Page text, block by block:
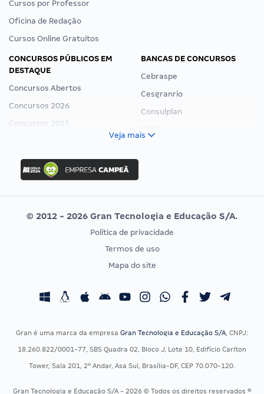
Cursos por Professor
Oficina de Redação
Cursos Online Gratuitos
CONCURSOS PÚBLICOS EM
DESTAQUE
Concursos Abertos
Concursos 2026
Concursos 2025
Concurso Ibama
Concurso MPU
Editais publicados
BANCAS DE CONCURSOS
Cebraspe
Cesgranrio
Consulplan
Vunesp
CONCURSOS POR PROFISSÃO
Concursos Fiscais
Concursos Saúde
EXAME DE ORDEM
Calendário OAB
Veja mais
© 2012 - 2026 Gran Tecnologia e Educação S/A.
Política de privacidade
Termos de uso
Mapa do site
Gran é uma marca da empresa Gran Tecnologia e Educação S/A, CNPJ:
18.260.822/0001-77, SBS Quadra 02, Bloco J, Lote 10, Edifício Carlton
Tower, Sala 201, 2º Andar, Asa Sul, Brasília-DF, CEP 70.070-120.
Gran Tecnologia e Educação S/A - 2026 © Todos os direitos reservados ®